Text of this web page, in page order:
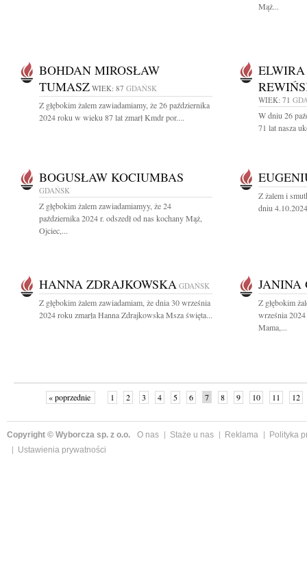
Mąż...
BOHDAN MIROSŁAW
TUMASZ WIEK: 87 GDAŃSK
Z głębokim żalem zawiadamiamy, że 26 października
2024 roku w wieku 87 lat zmarł Kmdr por....
WIEK: 71
W dniu 26
71 lat nasza
BOGUSŁAW KOCIUMBAS
GDAŃSK
Z głębokim żalem zawiadamiamyy, że 24
października 2024 r. odszedł od nas kochany Mąż,
Ojciec,...
Z żalem i
dniu
HANNA ZDRAJKOWSKA GDAŃSK
Z głębokim żalem zawiadamiam, że dnia 30 września
2024 roku zmarła Hanna Zdrajkowska Msza święta...
JANINA
Z głębokim
września 2024
Mama,...
« poprzednie 1 2 3 4 5 6 7 8 9 10 11 12
Copyright © Wyborcza sp. z o.o. O nas Staże u nas Reklama
Polityka
Ustawienia prywatności